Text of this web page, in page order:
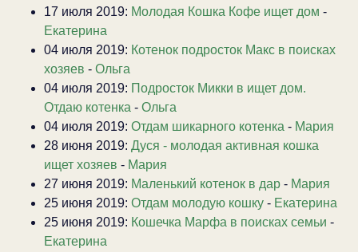
17 июля 2019: Молодая Кошка Кофе ищет дом -
Екатерина
04 июля 2019: Котенок подросток Макс в поисках
хозяев - Ольга
04 июля 2019: Подросток Микки в ищет дом.
Отдаю котенка - Ольга
04 июля 2019: Отдам шикарного котенка - Мария
28 июня 2019: Дуся - молодая активная кошка
ищет хозяев - Мария
27 июня 2019: Маленький котенок в дар - Мария
25 июня 2019: Отдам молодую кошку - Екатерина
25 июня 2019: Кошечка Марфа в поисках семьи -
Екатерина